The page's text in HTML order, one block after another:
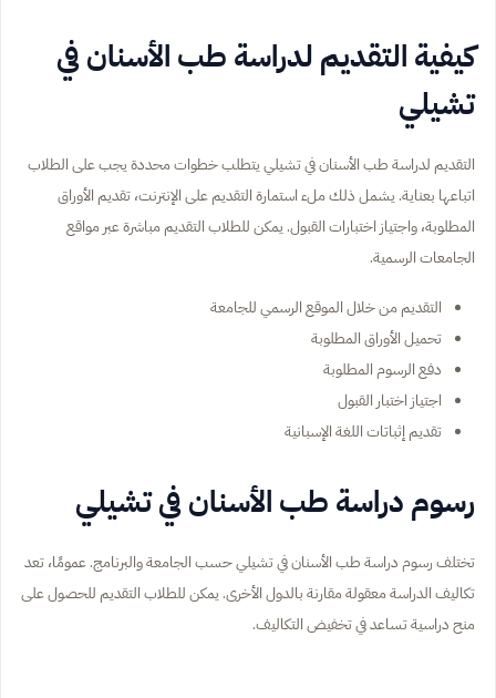
كيفية التقديم لدراسة طب الأسنان في
تشيلي
التقديم لدراسة طب الأسنان في تشيلي يتطلب خطوات محددة يجب على الطلاب
اتباعها بعناية. يشمل ذلك ملء استمارة التقديم على الإنترنت، تقديم الأوراق
المطلوبة، واجتياز اختبارات القبول. يمكن للطلاب التقديم مباشرة عبر مواقع
الجامعات الرسمية.
التقديم من خلال الموقع الرسمي للجامعة
تحميل الأوراق المطلوبة
دفع الرسوم المطلوبة
اجتياز اختبار القبول
تقديم إثباتات اللغة الإسبانية
رسوم دراسة طب الأسنان في تشيلي
تختلف رسوم دراسة طب الأسنان في تشيلي حسب الجامعة والبرنامج. عمومًا، تعد
تكاليف الدراسة معقولة مقارنة بالدول الأخرى. يمكن للطلاب التقديم للحصول على
منح دراسية تساعد في تخفيض التكاليف.